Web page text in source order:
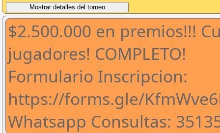
$2.500.000 en premios!!!
jugadores! COMPLETO!
Formulario Inscripcion:
https://forms.gle/
Whatsapp Consultas: